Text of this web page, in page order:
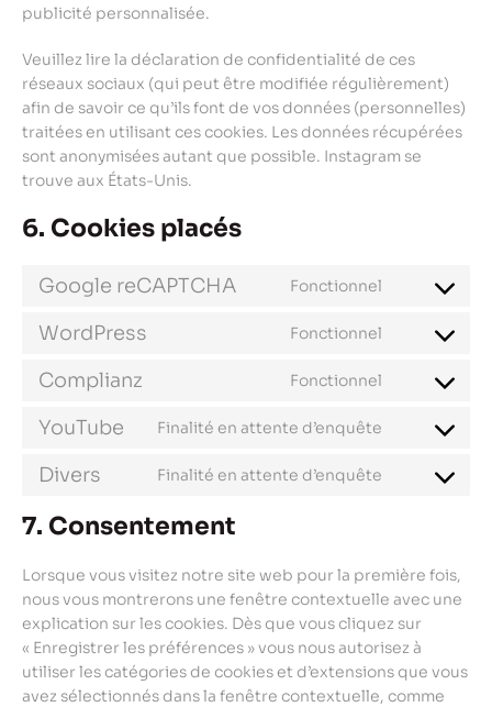
publicité personnalisée.
Veuillez lire la déclaration de confidentialité de ces
réseaux sociaux (qui peut être modifiée régulièrement)
afin de savoir ce qu’ils font de vos données (personnelles)
traitées en utilisant ces cookies. Les données récupérées
sont anonymisées autant que possible. Instagram se
trouve aux États-Unis.
6. Cookies placés
Google reCAPTCHA Fonctionnel
Consent
service
recaptcha
WordPress Fonctionnel
Consent
service
Complianz Fonctionnel
Consent
service
YouTube Finalité en attente d’enquête
Consent
service
Divers Finalité en attente d’enquête
Consent
7. Consentement
Lorsque vous visitez notre site web pour la première fois,
nous vous montrerons une fenêtre contextuelle avec une
explication sur les cookies. Dès que vous cliquez sur
« Enregistrer les préférences » vous nous autorisez à
utiliser les catégories de cookies et d’extensions que vous
avez sélectionnés dans la fenêtre contextuelle, comme